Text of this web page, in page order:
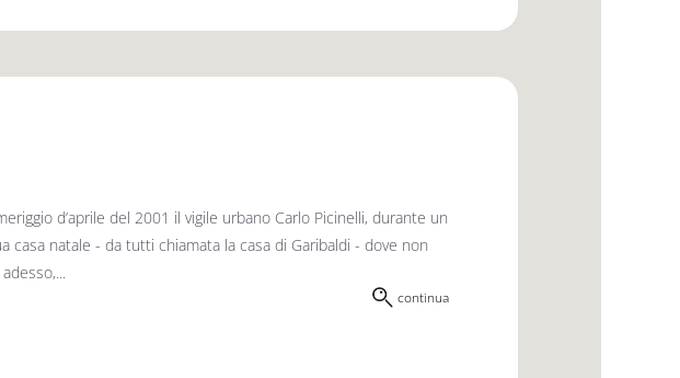
d’aprile del 2001 il vigile urbano Carlo Picinelli, durante un
natale - da tutti chiamata la casa di Garibaldi - dove non
continua